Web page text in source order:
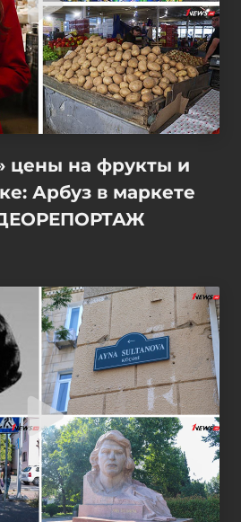
цены на фрукты и
Арбуз в маркете